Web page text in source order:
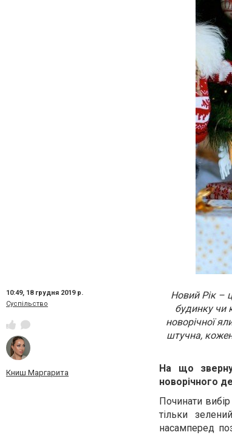
10:49, 18 грудня 2019 р.
Суспільство
Книш Маргарита
Новий Рік –
будинку чи
новорічної
штучна,
На що
новорічного
Починати
тільки
насамперед